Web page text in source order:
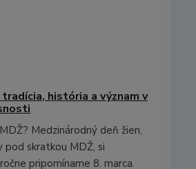
tradícia, história a význam v
Medzinárodný deň žien,
pod skratkou MDŽ, si
pripomíname 8. marca.